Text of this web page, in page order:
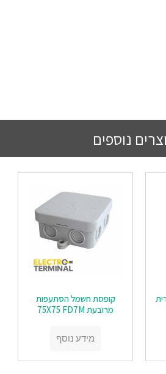
נוספים
‏‏קופסת חשמל הסתעפות
מרובעת 75X75 FD7M
מידע נוסף